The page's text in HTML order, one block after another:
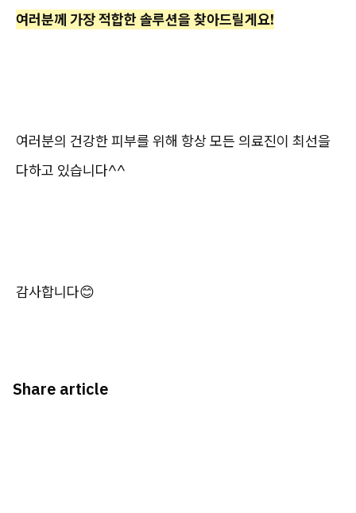
여러분께 가장 적합한 솔루션을 찾아드릴게요!
여러분의 건강한 피부를 위해 항상 모든 의료진이 최선을
다하고 있습니다^^
감사합니다😊
Share article